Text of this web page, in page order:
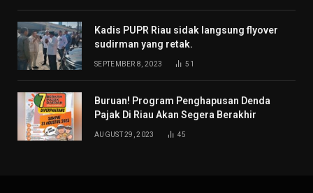
Kadis PUPR Riau sidak langsung flyover
sudirman yang retak.
SEPTEMBER 8, 2023 51
Buruan! Program Penghapusan Denda
Pajak Di Riau Akan Segera Berakhir
AUGUST 29, 2023 45